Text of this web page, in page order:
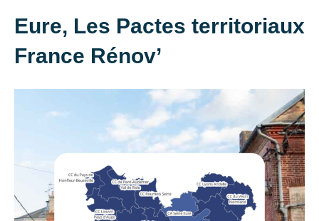
Eure, Les Pactes territoriaux
France Rénov’